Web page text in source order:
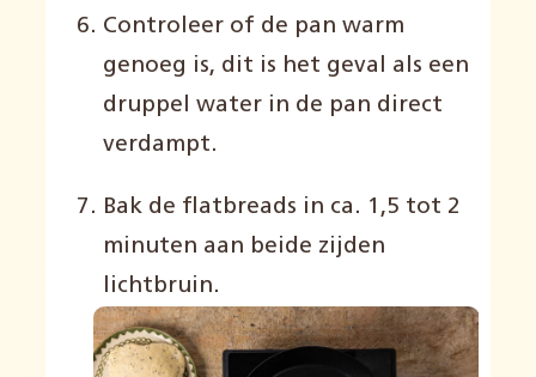
Controleer of de pan warm
genoeg is, dit is het geval als een
druppel water in de pan direct
verdampt.
Bak de flatbreads in ca. 1,5 tot 2
minuten aan beide zijden
lichtbruin.